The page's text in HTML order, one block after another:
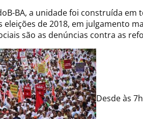
BA, a unidade foi construída
eleições de 2018, em julgamento
são as denúncias contra as
Desde às